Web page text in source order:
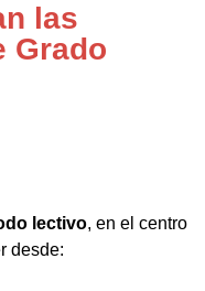
las
Grado
lectivo, en el centro
desde: